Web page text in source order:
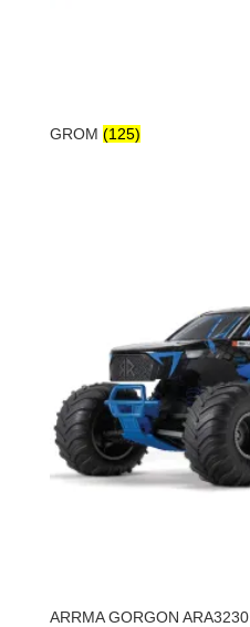
GROM (125)
ARRMA GORGON ARA3230